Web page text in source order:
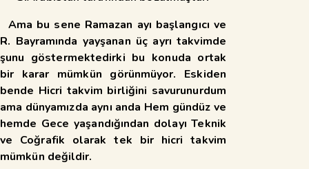
Ama bu sene Ramazan ayı başlangıcı ve
R. Bayramında yayşanan üç ayrı takvimde
şunu göstermektedirki bu konuda ortak
bir karar mümkün görünmüyor. Eskiden
bende Hicri takvim birliğini savurunurdum
ama dünyamızda aynı anda Hem gündüz ve
hemde Gece yaşandığından dolayı Teknik
ve Coğrafik olarak tek bir hicri takvim
mümkün değildir.